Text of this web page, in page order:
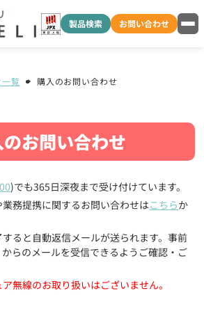
製品検索 お問い合わせ
覧 購入のお問い合わせ
お問い合わせ
)でも365日深夜まで受け付けています。
務提携に関するお問い合わせはこちらか
ると自動返信メールが送られます。事前
らのメールを受信できるようご確認・ご
無線のお取り扱いはございません。